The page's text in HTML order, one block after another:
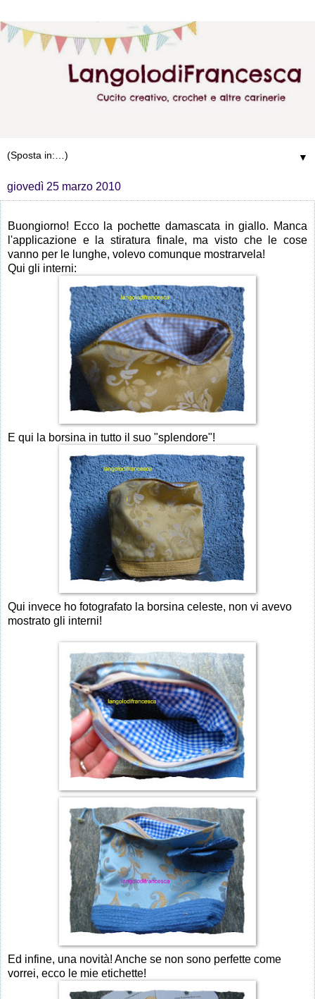
▼
giovedì 25 marzo 2010
Buongiorno! Ecco la pochette damascata in giallo. Manca
l'applicazione e la stiratura finale, ma visto che le cose
vanno per le lunghe, volevo comunque mostrarvela!
Qui gli interni:
E qui la borsina in tutto il suo "splendore"!
Qui invece ho fotografato la borsina celeste, non vi avevo
mostrato gli interni!
Ed infine, una novità! Anche se non sono perfette come
vorrei, ecco le mie etichette!